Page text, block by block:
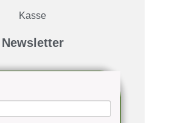
Kasse
Newsletter